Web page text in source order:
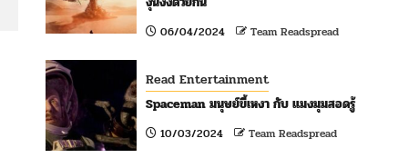
06/04/2024 Team Readspread
Read Entertainment
Spaceman มนุษย์ขี้เหงา กับ แมงมุมสอดรู้
10/03/2024 Team Readspread